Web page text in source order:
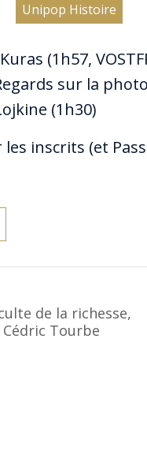
Unipop Histoire
(1h57,
Regards sur la
(1h30)
inscrits (et
de la richesse,
Tourbe